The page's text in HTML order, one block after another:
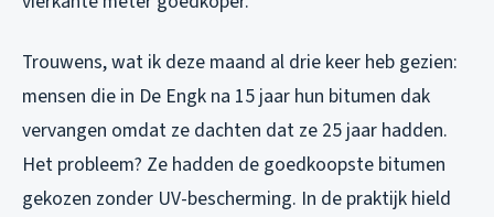
Trouwens, wat ik deze maand al drie keer heb gezien:
mensen die in De Engk na 15 jaar hun bitumen dak
vervangen omdat ze dachten dat ze 25 jaar hadden.
Het probleem? Ze hadden de goedkoopste bitumen
gekozen zonder UV-bescherming. In de praktijk hield